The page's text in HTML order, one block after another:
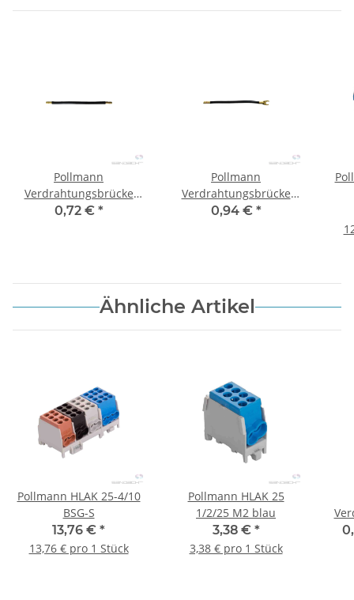
Pollmann
Verdrahtungsbrücke
(AA) schwarz 6 mm² 265
0,72 € *
Pollmann
Verdrahtungsbrücke
(AG) schwarz 6 mm² 350
0,94 € *
Ähnliche Artikel
Pollmann HLAK 25-4/10
BSG-S
13,76 € *
13,76 € pro 1 Stück
Pollmann HLAK 25
1/2/25 M2 blau
3,38 € *
3,38 € pro 1 Stück